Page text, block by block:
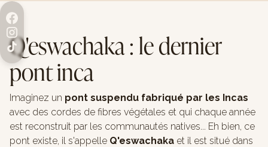
Q'eswachaka : le dernier
pont inca
Imaginez un pont suspendu fabriqué par les Incas
avec des cordes de fibres végétales et qui chaque année
est reconstruit par les communautés natives... Eh bien, ce
pont existe, il s'appelle Q'eswachaka et il est situé dans